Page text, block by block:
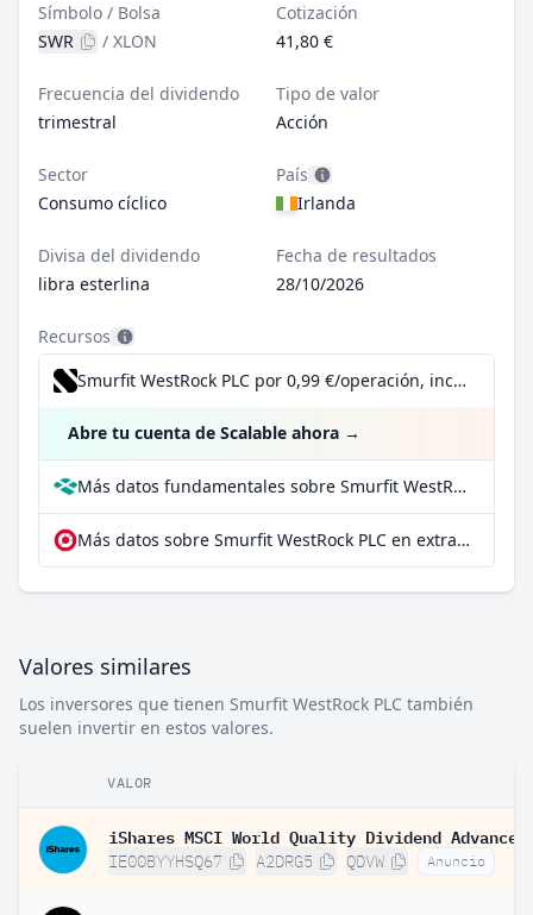
Símbolo / Bolsa
SWR
/ XLON
Cotización
41,80 €
Frecuencia del dividendo
trimestral
Tipo de valor
Acción
Sector
Consumo cíclico
País
Irlanda
Divisa del dividendo
libra esterlina
Fecha de resultados
28/10/2026
Recursos
Smurfit WestRock PLC por 0,99 €/operación, incluido el Dividend Reinvestment Plan
Abre tu cuenta de Scalable ahora →
Más datos fundamentales sobre Smurfit WestRock PLC en Parqet
Más datos sobre Smurfit WestRock PLC en extraETF
Valores similares
Los inversores que tienen Smurfit WestRock PLC también
suelen invertir en estos valores.
VALOR
IE00BYYHSQ67 A2DRG5 QDVW Anuncio